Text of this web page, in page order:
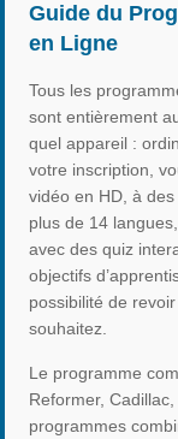
Guide du
en Ligne
Tous les
sont entièrement
quel appareil :
votre inscription,
vidéo en HD, à
plus de 14
avec des quiz
objectifs
possibilité de
souhaitez.
Le programme
Reformer,
programmes